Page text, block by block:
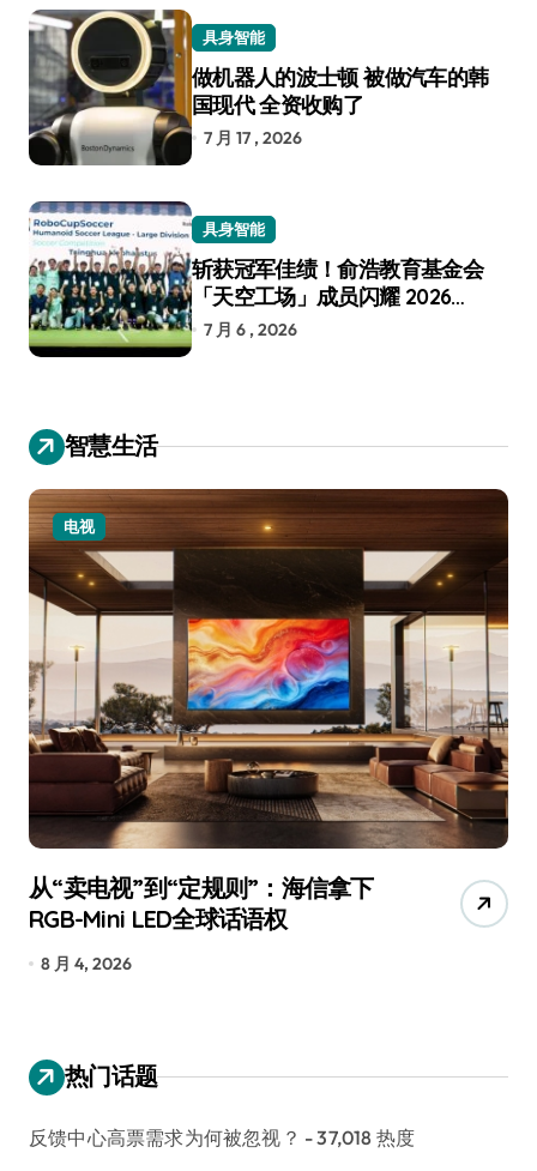
具身智能
做机器人的波士顿 被做汽车的韩
国现代 全资收购了
7 月 17 , 2026
具身智能
斩获冠军佳绩！俞浩教育基金会
「天空工场」成员闪耀 2026
RoboCup 机器人世界杯
7 月 6 , 2026
智慧生活
小家电
追觅、石头科技注意：你们的扫地机
已被美国认定为“战略武器”
7 月 30, 2026
热门话题
反馈中心高票需求为何被忽视？ - 37,018 热度